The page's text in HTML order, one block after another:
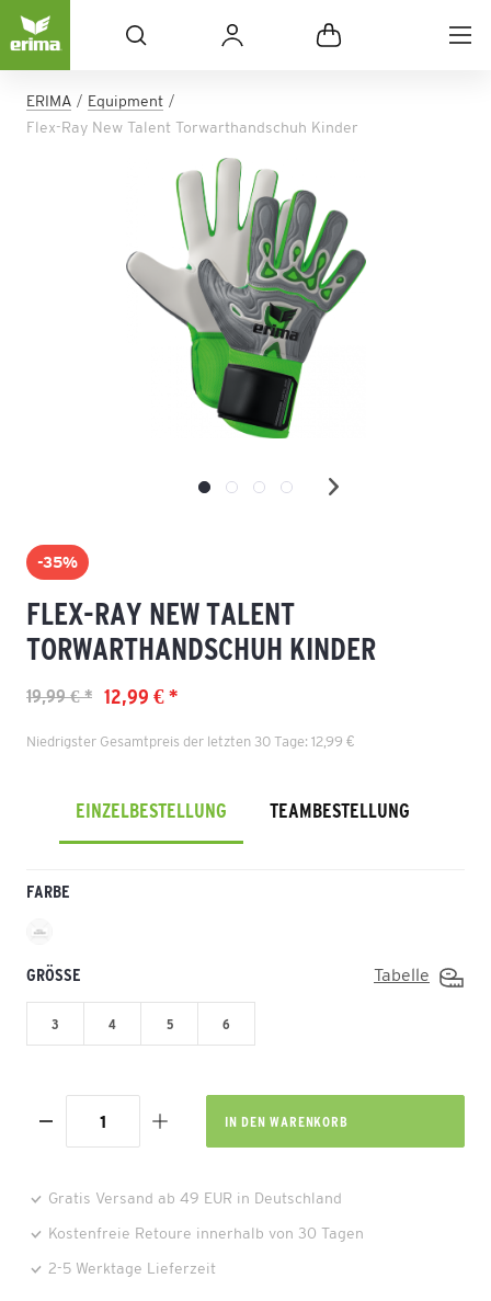
ERIMA
Equipment
Flex-Ray New Talent Torwarthandschuh Kinder
-35%
FLEX-RAY NEW TALENT
TORWARTHANDSCHUH KINDER
12,99 € *
19,99 € *
Niedrigster Gesamtpreis der letzten 30 Tage: 12,99 €
EINZELBESTELLUNG TEAMBESTELLUNG
FARBE
GRÖSSE Tabelle
3 4 5 6
IN DEN WARENKORB
Gratis Versand ab 49 EUR in Deutschland
Kostenfreie Retoure innerhalb von 30 Tagen
2-5 Werktage Lieferzeit